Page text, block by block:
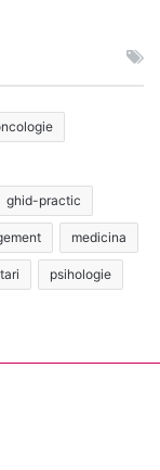
ghid-practic
medicina
psihologie